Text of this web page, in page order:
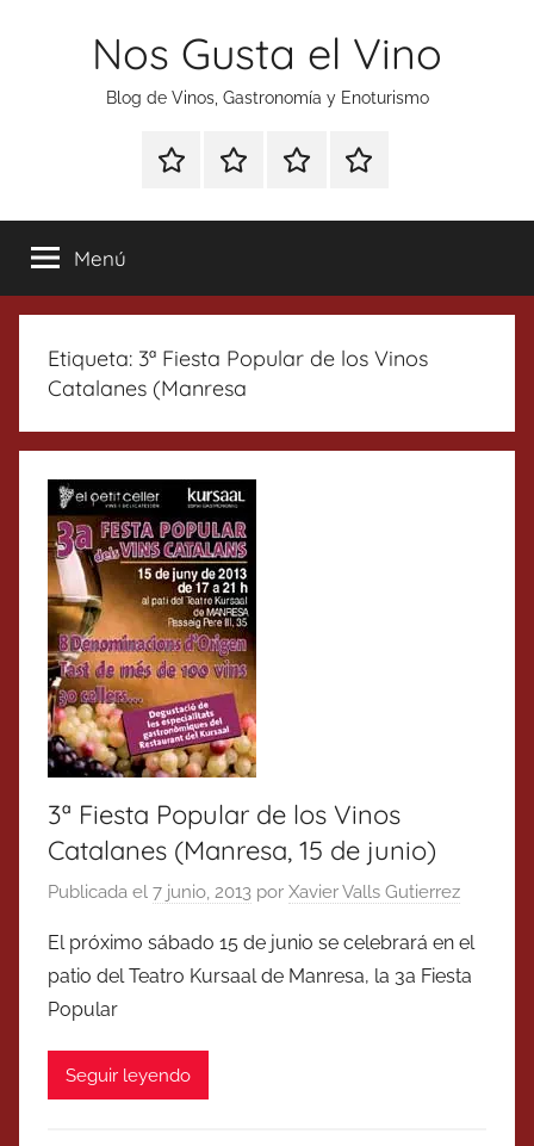
Nos Gusta el Vino
Blog de Vinos, Gastronomía y Enoturismo
Especial
Tonics
Enoturismo
Gastronomía
RankingContacto
Menú
Etiqueta: 3ª Fiesta Popular de los Vinos
Catalanes (Manresa
3ª Fiesta Popular de los Vinos
Catalanes (Manresa, 15 de junio)
Publicada el 7 junio, 2013 por Xavier Valls Gutierrez
El próximo sábado 15 de junio se celebrará en el
patio del Teatro Kursaal de Manresa, la 3a Fiesta
Popular
Seguir leyendo